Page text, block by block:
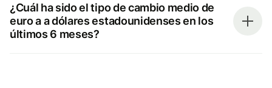
¿Cuál ha sido el tipo de cambio medio de
euro a a dólares estadounidenses en los
últimos 6 meses?